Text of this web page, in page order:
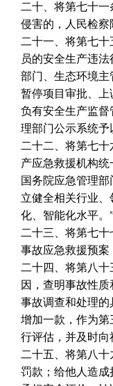
二十、将第七十
侵害的，人民检
二十一、将第七
员的安全生产违
部门、生态环境
暂停项目审批、
负有安全生产监
理部门公示系统
二十二、将第七
产应急救援机构
国务院应急管理
立健全相关行业
化、智能化水平。
二十三、将第七
事故应急救援预
二十四、将第八
因，查明事故性
事故调查和处理的
增加一款，作为
行评估，并及时
二十五、将第八
罚款；给他人造成